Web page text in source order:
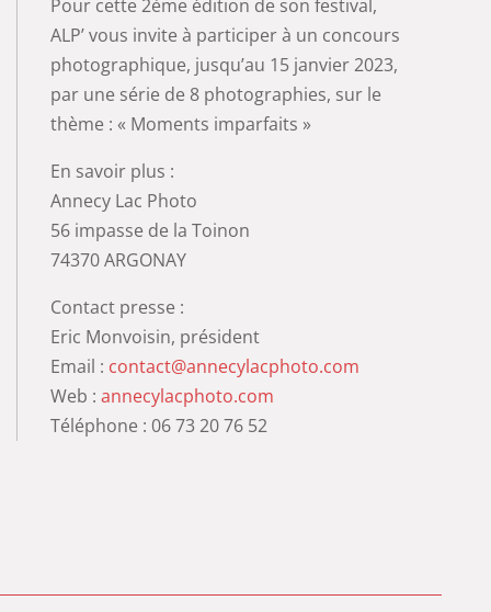
Pour cette 2ème édition de son festival,
ALP’ vous invite à participer à un concours
photographique, jusqu’au 15 janvier 2023,
par une série de 8 photographies, sur le
thème : « Moments imparfaits »
En savoir plus :
Annecy Lac Photo
56 impasse de la Toinon
74370 ARGONAY
Contact presse :
Eric Monvoisin, président
Email : contact@annecylacphoto.com
Web : annecylacphoto.com
Téléphone : 06 73 20 76 52